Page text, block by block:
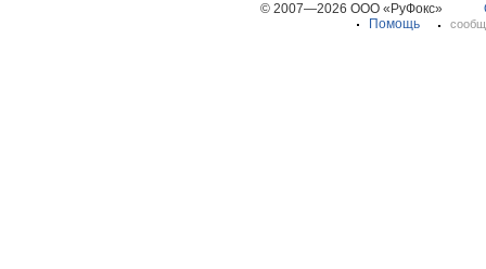
© 2007—2026 ООО «РуФокс»
Помощь